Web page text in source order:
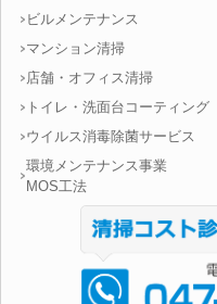
ビルメンテナンス
マンション清掃
店舗・オフィス清掃
トイレ・洗面台コーティング
ウイルス消毒除菌サービス
環境メンテナンス事業
MOS工法